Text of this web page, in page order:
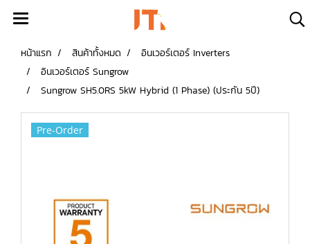
หน้าแรก สินค้าทั้งหมด
อินเวอร์เตอร์ Inverters
อินเวอร์เตอร์ Sungrow
Sungrow SH5.0RS 5kW Hybrid (1 Phase) (ประกัน 5ปี)
Pre-Order